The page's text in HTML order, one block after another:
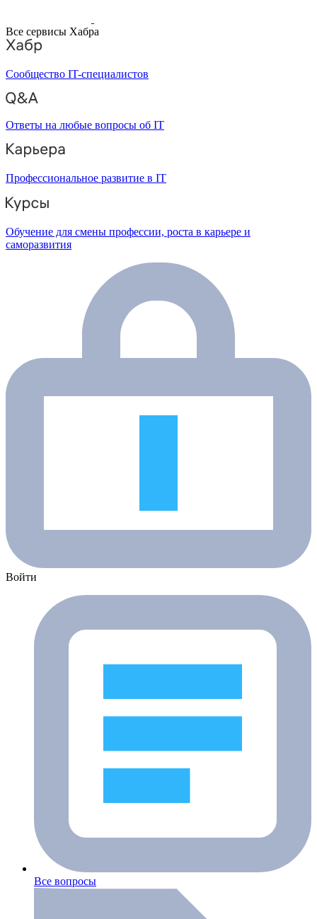
Все сервисы Хабра
Сообщество IT-специалистов
Ответы на любые вопросы об IT
Профессиональное развитие в IT
Обучение для смены профессии, роста в карьере и
саморазвития
Войти
Все вопросы